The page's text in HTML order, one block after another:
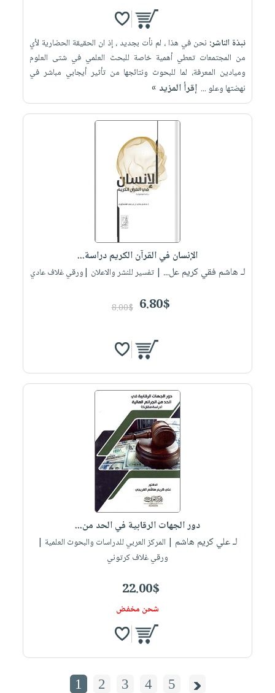
نبذة الناشر: نحن في هذا ، لم نأت بجديد ، إذ ان الحقيقة الحضارية لأي
من المجتمعات تعطي أهمية خاصة للبحث العلمي في شتى العلوم
وميادين المعرفة، لما للبحوث ونتائجها من تأثير أيجابي مباشر في
نهضتها وعلو ... إقرأ المزيد »
الإنسان في القرآن الكريم دراسة...
لـ هاشم فقي كريم عل... | تفسير للنشر والاعلان |ورقي غلاف عادي
6.80$
8.00$
دور الجهات الرقابية في الحد من...
لـ علي كريم هاشم | المركز العربي للدراسات والبحوث العلمية |
ورقي غلاف كرتوني
22.00$
شحن مخفض
1 2 3 4 5